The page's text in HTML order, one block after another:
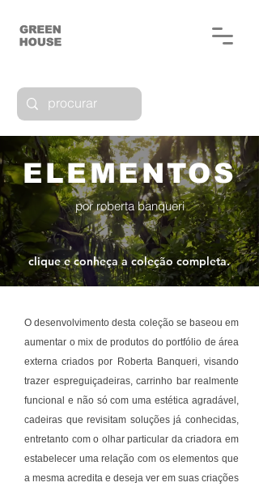
ELEMENTOS
por roberta banqueri
clique e conheça a coleção completa.
O desenvolvimento desta coleção se baseou em
aumentar o mix de produtos do portfólio de área
externa criados por Roberta Banqueri, visando
trazer espreguiçadeiras, carrinho bar realmente
funcional e não só com uma estética agradável,
cadeiras que revisitam soluções já conhecidas,
entretanto com o olhar particular da criadora em
estabelecer uma relação com os elementos que
a mesma acredita e deseja ver em suas criações